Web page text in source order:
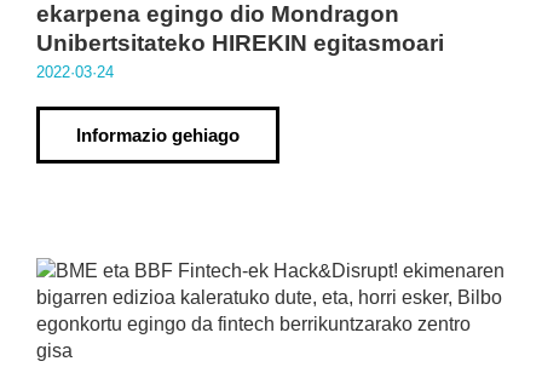
ekarpena egingo dio Mondragon
Unibertsitateko HIREKIN egitasmoari
2022·03·24
Informazio gehiago